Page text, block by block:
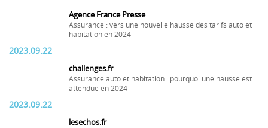
Agence France Presse
Assurance : vers une nouvelle hausse des tarifs auto et
habitation en 2024
2023.09.22
challenges.fr
Assurance auto et habitation : pourquoi une hausse est
attendue en 2024
2023.09.22
lesechos.fr